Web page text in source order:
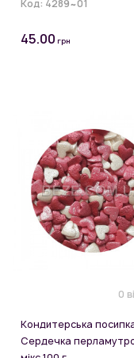
Код: 4289~01
45.00 грн
0
Кондитерська
Сердечка